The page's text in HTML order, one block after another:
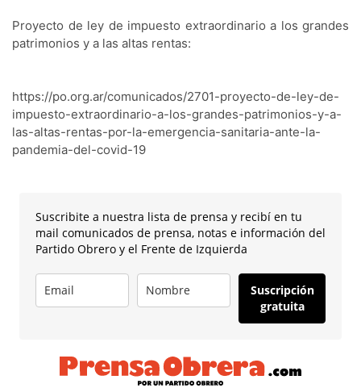
Proyecto de ley de impuesto extraordinario a los grandes
patrimonios y a las altas rentas:
https://po.org.ar/comunicados/2701-proyecto-de-ley-de-
impuesto-extraordinario-a-los-grandes-patrimonios-y-a-
las-altas-rentas-por-la-emergencia-sanitaria-ante-la-
pandemia-del-covid-19
Suscribite a nuestra lista de prensa y recibí en tu
mail comunicados de prensa, notas e información del
Partido Obrero y el Frente de Izquierda
Suscripción
gratuita